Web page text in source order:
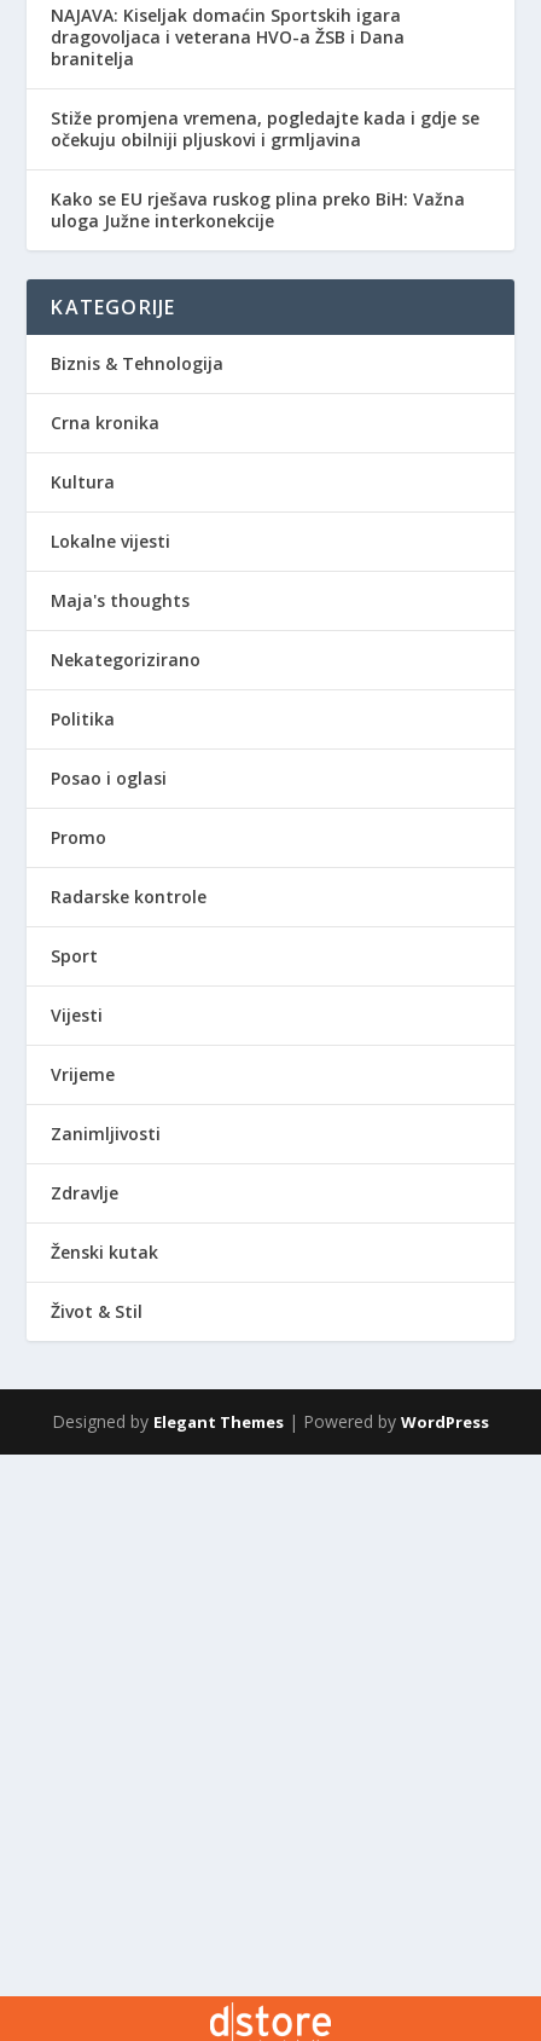
NAJAVA: Kiseljak domaćin Sportskih igara
dragovoljaca i veterana HVO-a ŽSB i Dana
branitelja
Stiže promjena vremena, pogledajte kada i gdje se
očekuju obilniji pljuskovi i grmljavina
Kako se EU rješava ruskog plina preko BiH: Važna
uloga Južne interkonekcije
KATEGORIJE
Biznis & Tehnologija
Crna kronika
Kultura
Lokalne vijesti
Maja's thoughts
Nekategorizirano
Politika
Posao i oglasi
Promo
Radarske kontrole
Sport
Vijesti
Vrijeme
Zanimljivosti
Zdravlje
Ženski kutak
Život & Stil
Designed by Elegant Themes | Powered by WordPress